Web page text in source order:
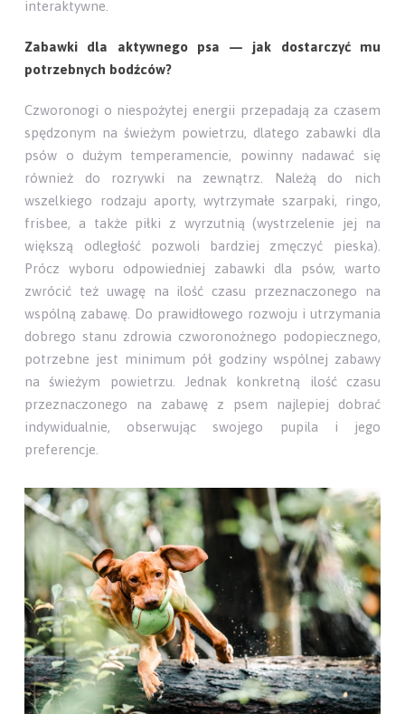
interaktywne.
Zabawki dla aktywnego psa — jak dostarczyć mu
potrzebnych bodźców?
Czworonogi o niespożytej energii przepadają za czasem
spędzonym na świeżym powietrzu, dlatego zabawki dla
psów o dużym temperamencie, powinny nadawać się
również do rozrywki na zewnątrz. Należą do nich
wszelkiego rodzaju aporty, wytrzymałe szarpaki, ringo,
frisbee, a także piłki z wyrzutnią (wystrzelenie jej na
większą odległość pozwoli bardziej zmęczyć pieska).
Prócz wyboru odpowiedniej zabawki dla psów, warto
zwrócić też uwagę na ilość czasu przeznaczonego na
wspólną zabawę. Do prawidłowego rozwoju i utrzymania
dobrego stanu zdrowia czworonożnego podopiecznego,
potrzebne jest minimum pół godziny wspólnej zabawy
na świeżym powietrzu. Jednak konkretną ilość czasu
przeznaczonego na zabawę z psem najlepiej dobrać
indywidualnie, obserwując swojego pupila i jego
preferencje.